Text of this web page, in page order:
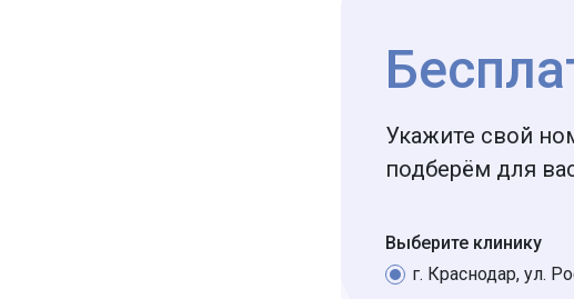
Укажите свой
подберём для
Выберите клинику
г. Краснодар, ул.